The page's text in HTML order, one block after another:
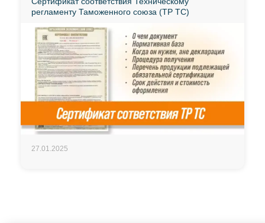
регламенту Таможенного союза (ТР ТС)
27.01.2025